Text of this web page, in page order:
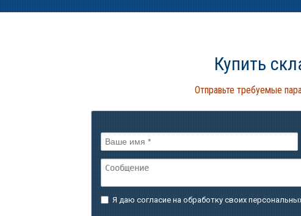
Купить
Отправьте требуемые
Я даю согласие на обработку своих